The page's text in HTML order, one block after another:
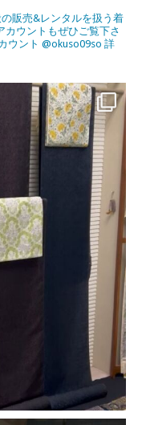
販売&レンタルを扱う着
カウントもぜひご覧下さ
ウント @okuso09so 詳